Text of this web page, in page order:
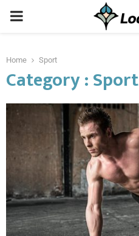
Home Sport
Category : Sport